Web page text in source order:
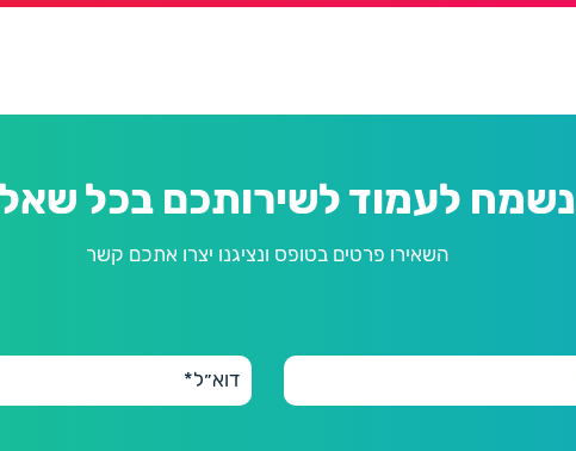
נשמח לעמוד לשירותכם בכל
השאירו פרטים בטופס ונציגנו יצרו אתכם קשר